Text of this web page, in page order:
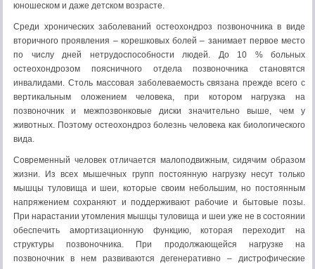
юношеском и даже детском возрасте.
Среди хронических заболеваний остеохондроз позвоночника в виде
вторичного проявления – корешковых болей – занимает первое место
по числу дней нетрудоспособности людей. До 10 % больных
остеохондрозом поясничного отдела позвоночника становятся
инвалидами. Столь массовая заболеваемость связана прежде всего с
вертикальным оложением человека, при котором нагрузка на
позвоночник и межпозвонковые диски значительно выше, чем у
животных. Поэтому остеохондроз болезнь человека как биологического
вида.
Современный человек отличается малоподвижным, сидячим образом
жизни. Из всех мышечных групп постоянную нагрузку несут только
мышцы туловища и шеи, которые своим небольшим, но постоянным
напряжением сохраняют и поддерживают рабочие и бытовые позы.
При нарастании утомления мышцы туловища и шеи уже не в состоянии
обеспечить амортизационную функцию, которая переходит на
структуры позвоночника. При продолжающейся нагрузке на
позвоночник в нем развиваются дегенеративно – дистрофические